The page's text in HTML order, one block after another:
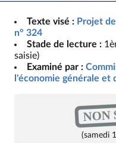
Texte visé : Projet
n° 324
Stade de lecture :
saisie)
Examiné par :
l'économie générale et
NON
(samedi